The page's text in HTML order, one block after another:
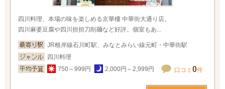
四川料理、本場の味を楽しめる京華樓 中華街大通り店。
四川麻婆豆腐や四川担担刀削麺など好評。個室もあ...
JR根岸線石川町駅、みなとみらい線元町・中華街駅
四川料理
750～999円
2,000円～2,999円 口コミ 0件